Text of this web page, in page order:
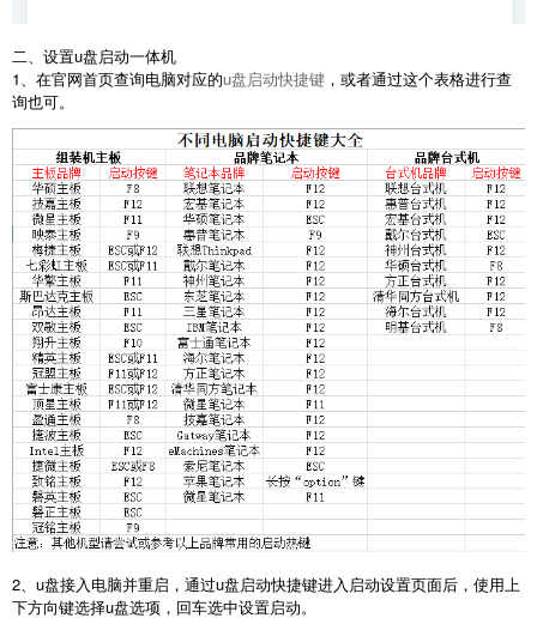
二、设置u盘启动一体机
1、在官网首页查询电脑对应的u盘启动快捷键 ，或者通过这个表格进行查
询也可。
2、u盘接入电脑并重启，通过u盘启动快捷键进入启动设置页面后，使用上
下方向键选择u盘选项，回车选中设置启动。